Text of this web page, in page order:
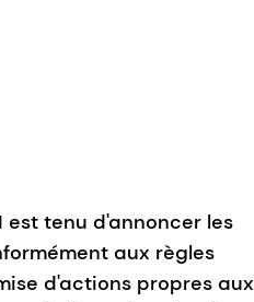
est tenu d'annoncer les
aux règles
d'actions propres aux